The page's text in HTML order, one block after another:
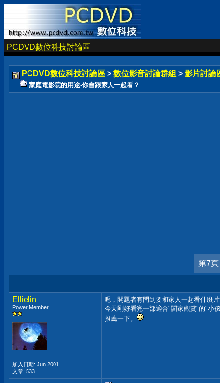
PCDVD數位科技討論區
PCDVD數位科技討論區 > 數位影音討論群組 > 影片討論
家庭電影院的用途-你會跟家人一起看？
第7頁
Ellielin
Power Member
加入日期: Jun 2001
文章: 533
嗯，開題者有問到要和家人一起看什麼
今天剛好看完一部適合"閤家觀賞"的"小
推薦一下。